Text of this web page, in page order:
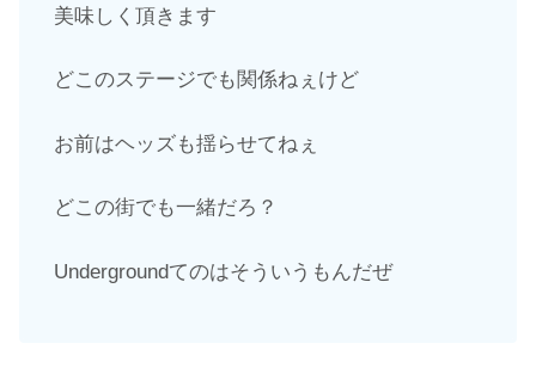
美味しく頂きます
どこのステージでも関係ねぇけど
お前はヘッズも揺らせてねぇ
どこの街でも一緒だろ？
Undergroundてのはそういうもんだぜ